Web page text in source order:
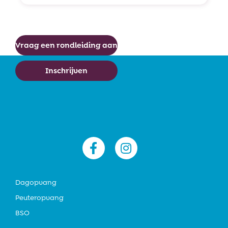
Vraag een rondleiding aan
Inschrijven
Dagopvang
Peuteropvang
BSO
 